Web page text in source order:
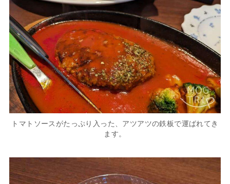
トマトソースがたっぷり入った、アツアツの鉄板で運ばれてき
ます。